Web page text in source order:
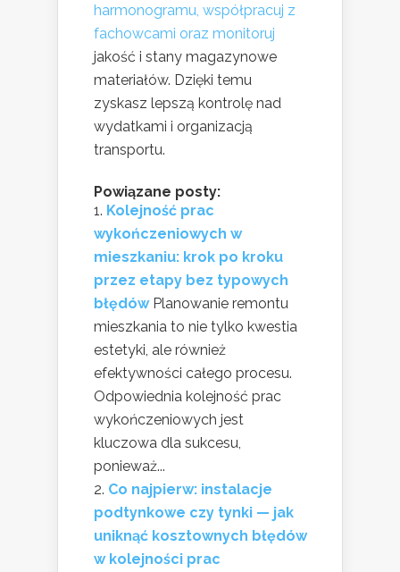
harmonogramu, współpracuj z
fachowcami oraz monitoruj
jakość i stany magazynowe
materiałów. Dzięki temu
zyskasz lepszą kontrolę nad
wydatkami i organizacją
transportu.
Powiązane posty:
Kolejność prac
wykończeniowych w
mieszkaniu: krok po kroku
przez etapy bez typowych
błędów Planowanie remontu
mieszkania to nie tylko kwestia
estetyki, ale również
efektywności całego procesu.
Odpowiednia kolejność prac
wykończeniowych jest
kluczowa dla sukcesu,
ponieważ...
Co najpierw: instalacje
podtynkowe czy tynki — jak
uniknąć kosztownych błędów
w kolejności prac